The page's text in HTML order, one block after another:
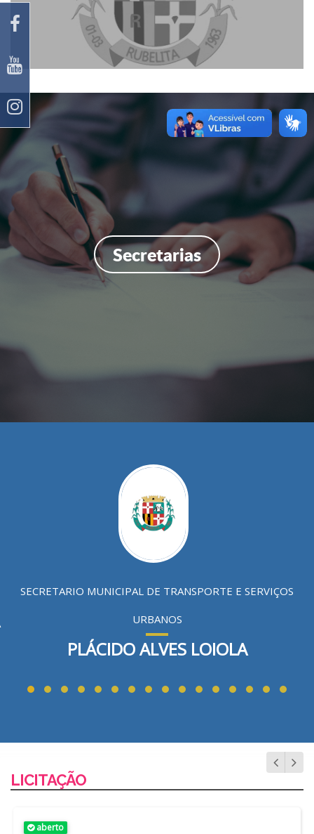
Secretaria Municipal de Educação
EDITAL Nº 01/2026 PROCESSO DE
CERTIFICAÇÃO OCUPACIONAL PARA O CARGO
DE DIRETOR ESCOLAR E VIC...
SECRETARIO MUNICIPAL DE TRANSPORTE E SERVIÇOS
URBANOS
PLÁCIDO ALVES LOIOLA
Secretarias
LICITAÇÃO
aberto